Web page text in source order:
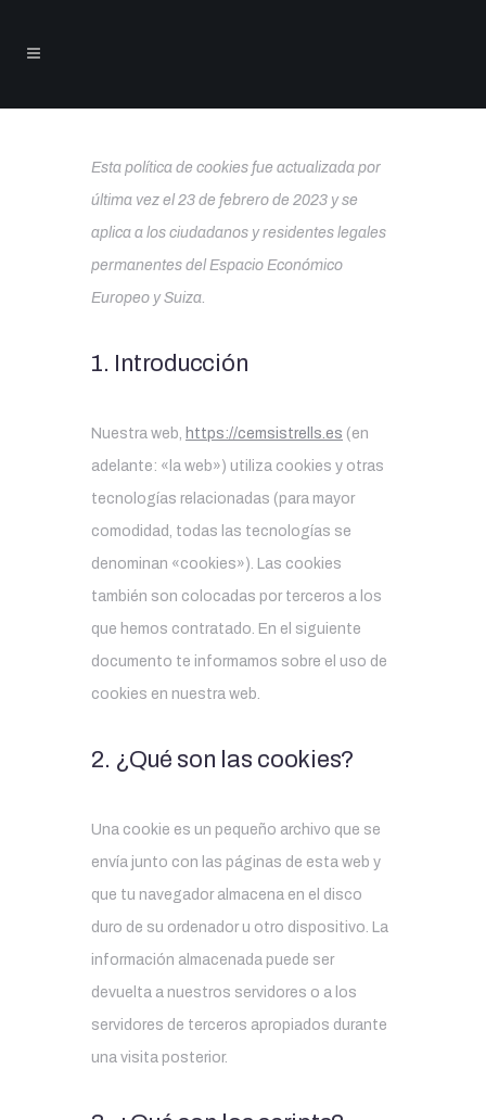
Esta política de cookies fue actualizada por
última vez el 23 de febrero de 2023 y se
aplica a los ciudadanos y residentes legales
permanentes del Espacio Económico
Europeo y Suiza.
1. Introducción
Nuestra web, https://cemsistrells.es (en
adelante: «la web») utiliza cookies y otras
tecnologías relacionadas (para mayor
comodidad, todas las tecnologías se
denominan «cookies»). Las cookies
también son colocadas por terceros a los
que hemos contratado. En el siguiente
documento te informamos sobre el uso de
cookies en nuestra web.
2. ¿Qué son las cookies?
Una cookie es un pequeño archivo que se
envía junto con las páginas de esta web y
que tu navegador almacena en el disco
duro de su ordenador u otro dispositivo. La
información almacenada puede ser
devuelta a nuestros servidores o a los
servidores de terceros apropiados durante
una visita posterior.